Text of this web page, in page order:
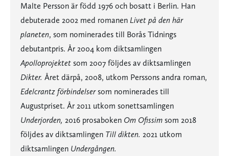
Malte Persson är född 1976 och bosatt i Berlin. Han
debuterade 2002 med romanen Livet på den här
planeten, som nominerades till Borås Tidnings
debutantpris. År 2004 kom diktsamlingen
Apolloprojektet som 2007 följdes av diktsamlingen
Dikter. Året därpå, 2008, utkom Perssons andra roman,
Edelcrantz förbindelsersom nominerades till
Augustpriset. År 2011 utkom sonettsamlingen
Underjorden, 2016 prosaboken Om Ofissim som 2018
följdes av diktsamlingen Till dikten. 2021 utkom
diktsamlingen Undergången.